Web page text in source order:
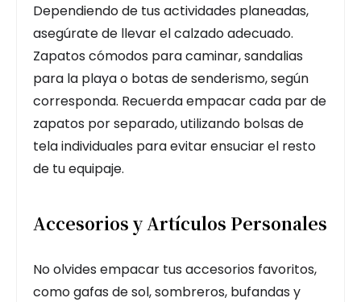
Dependiendo de tus actividades planeadas,
asegúrate de llevar el calzado adecuado.
Zapatos cómodos para caminar, sandalias
para la playa o botas de senderismo, según
corresponda. Recuerda empacar cada par de
zapatos por separado, utilizando bolsas de
tela individuales para evitar ensuciar el resto
de tu equipaje.
Accesorios y Artículos Personales
No olvides empacar tus accesorios favoritos,
como gafas de sol, sombreros, bufandas y